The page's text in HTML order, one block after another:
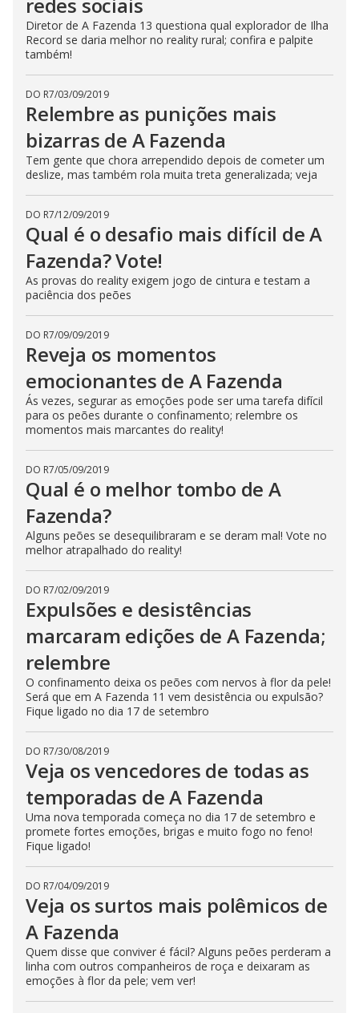
Diretor de A Fazenda 13 questiona qual explorador de Ilha
Record se daria melhor no reality rural; confira e palpite
também!
DO R7/03/09/2019
Relembre as punições mais
bizarras de A Fazenda
Tem gente que chora arrependido depois de cometer um
deslize, mas também rola muita treta generalizada; veja
DO R7/12/09/2019
Qual é o desafio mais difícil de A
Fazenda? Vote!
As provas do reality exigem jogo de cintura e testam a
paciência dos peões
DO R7/09/09/2019
Reveja os momentos
emocionantes de A Fazenda
Ás vezes, segurar as emoções pode ser uma tarefa difícil
para os peões durante o confinamento; relembre os
momentos mais marcantes do reality!
DO R7/05/09/2019
Qual é o melhor tombo de A
Fazenda?
Alguns peões se desequilibraram e se deram mal! Vote no
melhor atrapalhado do reality!
DO R7/02/09/2019
Expulsões e desistências
marcaram edições de A Fazenda;
relembre
O confinamento deixa os peões com nervos à flor da pele!
Será que em A Fazenda 11 vem desistência ou expulsão?
Fique ligado no dia 17 de setembro
DO R7/30/08/2019
Veja os vencedores de todas as
temporadas de A Fazenda
Uma nova temporada começa no dia 17 de setembro e
promete fortes emoções, brigas e muito fogo no feno!
Fique ligado!
DO R7/04/09/2019
Veja os surtos mais polêmicos de
A Fazenda
Quem disse que conviver é fácil? Alguns peões perderam a
linha com outros companheiros de roça e deixaram as
emoções à flor da pele; vem ver!